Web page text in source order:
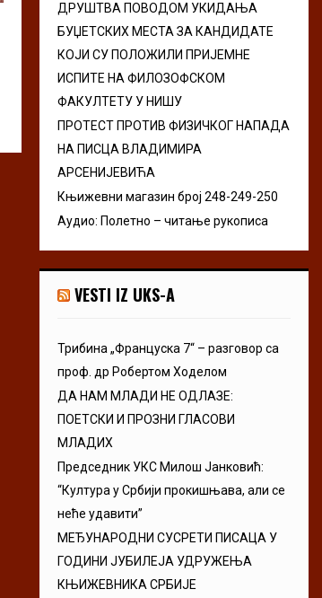
Poetum otvara konkurs za
zbornik kratkih priča
Uži izbor 12.
konkursa za
neobjavljenu
ДРУШТВА ПОВОДОМ УКИДАЊА
БУЏЕТСКИХ МЕСТА ЗА КАНДИДАТЕ
КОЈИ СУ ПОЛОЖИЛИ ПРИЈЕМНЕ
ИСПИТЕ НА ФИЛОЗОФСКОМ
ФАКУЛТЕТУ У НИШУ
ПРОТЕСТ ПРОТИВ ФИЗИЧКОГ НАПАДА
НА ПИСЦА ВЛАДИМИРА
АРСЕНИЈЕВИЋА
Књижевни магазин број 248-249-250
Аудио: Полетно – читање рукописа
VESTI IZ UKS-A
Трибина „Француска 7“ – разговор са
проф. др Робертом Ходелом
ДА НАМ МЛАДИ НЕ ОДЛАЗЕ:
ПОЕТСКИ И ПРОЗНИ ГЛАСОВИ
МЛАДИХ
Председник УКС Милош Јанковић:
“Култура у Србији прокишњава, али се
неће удавити”
МЕЂУНАРОДНИ СУСРЕТИ ПИСАЦА У
ГОДИНИ ЈУБИЛЕЈА УДРУЖЕЊА
КЊИЖЕВНИКА СРБИЈЕ